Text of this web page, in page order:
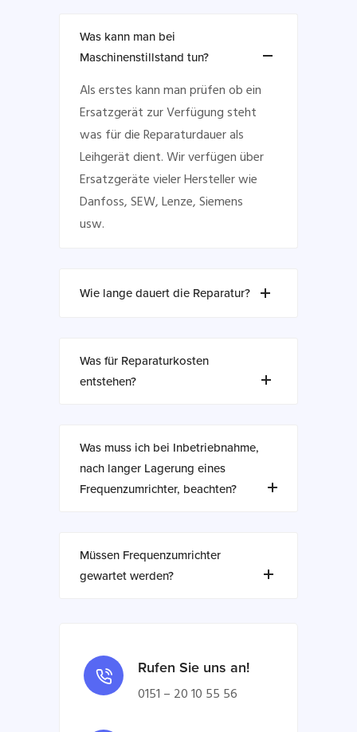
Was kann man bei
Maschinenstillstand tun?
Als erstes kann man prüfen ob ein
Ersatzgerät zur Verfügung steht
was für die Reparaturdauer als
Leihgerät dient. Wir verfügen über
Ersatzgeräte vieler Hersteller wie
Danfoss, SEW, Lenze, Siemens
usw.
Wie lange dauert die Reparatur?
Was für Reparaturkosten
entstehen?
Was muss ich bei Inbetriebnahme,
nach langer Lagerung eines
Frequenzumrichter, beachten?
Müssen Frequenzumrichter
gewartet werden?
Rufen Sie uns an!
0151 – 20 10 55 56